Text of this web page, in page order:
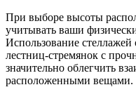
При выборе высоты
учитывать ваши
Использование
лестниц-стремянок с
значительно облегчить
расположенными вещами.